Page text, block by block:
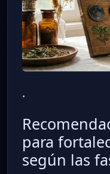
.
para
según las